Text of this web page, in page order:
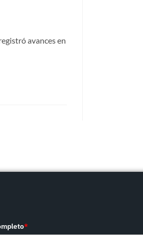
avances en
*